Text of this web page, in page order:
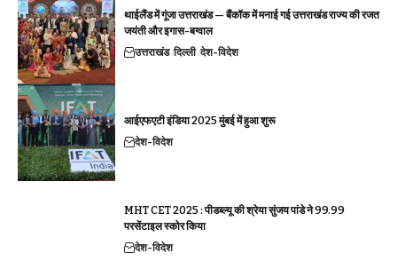
थाईलैंड में गूंजा उत्तराखंड — बैंकॉक में मनाई गई उत्तराखंड राज्य की रजत
जयंती और इगास-बग्वाल
उत्तराखंड दिल्ली देश-विदेश
आईएफएटी इंडिया 2025 मुंबई में हुआ शुरू
देश-विदेश
MHT CET 2025 : पीडब्ल्यू की श्रेया सुंजय पांडे ने 99.99
परसेंटाइल स्कोर किया
देश-विदेश